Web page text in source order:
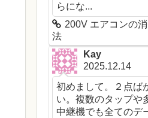
らにな...
200V エアコンの
法
Kay
2025.12.14
初めまして。２点ば
い。複数のタップや
中継機でも全てのデ